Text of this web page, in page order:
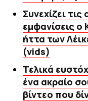
Συνεχίζει
εμφανίσεις ο
ήττα των
(vids)
Τελικά
ένα ακραίο
βίντεο που